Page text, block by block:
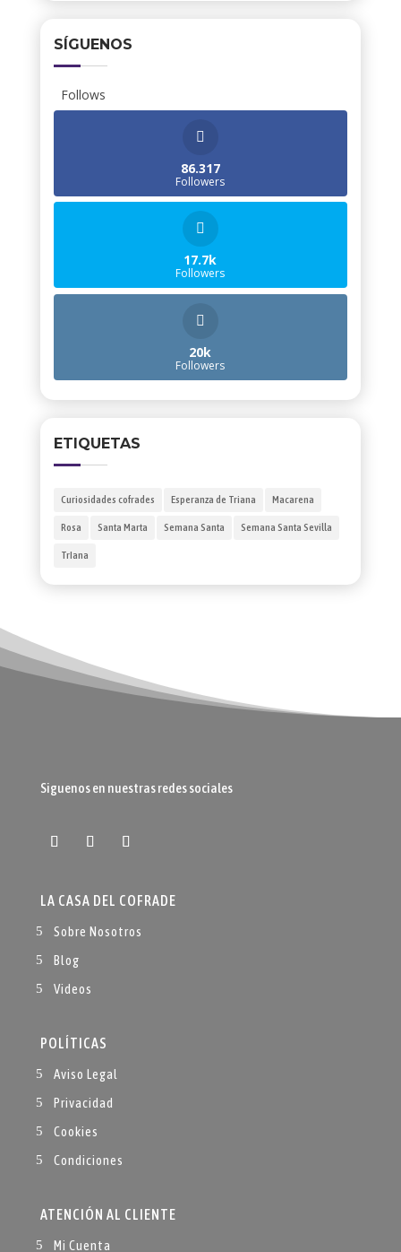
SÍGUENOS
Follows
86.317
Followers
17.7k
Followers
20k
Followers
ETIQUETAS
Curiosidades cofrades Esperanza de Triana Macarena
Rosa Santa Marta Semana Santa Semana Santa Sevilla
TrIana
Siguenos en nuestras redes sociales
LA CASA DEL COFRADE
Sobre Nosotros
Blog
Videos
POLÍTICAS
Aviso Legal
Privacidad
Cookies
Condiciones
ATENCIÓN AL CLIENTE
Mi Cuenta